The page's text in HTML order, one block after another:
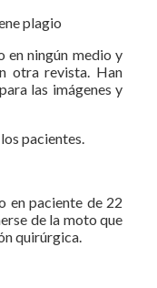
plagio
en ningún medio y
otra revista. Han
las imágenes y
pacientes.
en paciente de 22
de la moto que
quirúrgica.